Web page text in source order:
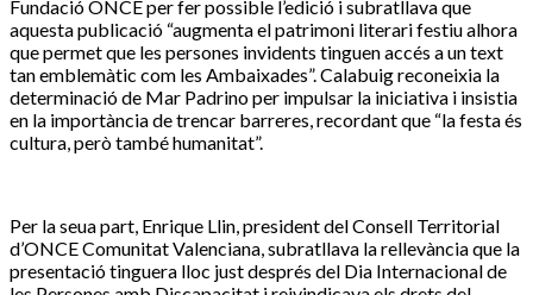
Fundació ONCE per fer possible l’edició i subratllava que
aquesta publicació “augmenta el patrimoni literari festiu alhora
que permet que les persones invidents tinguen accés a un text
tan emblemàtic com les Ambaixades”. Calabuig reconeixia la
determinació de Mar Padrino per impulsar la iniciativa i insistia
en la importància de trencar barreres, recordant que “la festa és
cultura, però també humanitat”.
Per la seua part, Enrique Llin, president del Consell Territorial
d’ONCE Comunitat Valenciana, subratllava la rellevància que la
presentació tinguera lloc just després del Dia Internacional de